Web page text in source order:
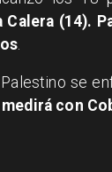
Calera (14).
se
con